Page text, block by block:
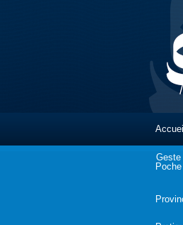
Accueil
Geste
Poche